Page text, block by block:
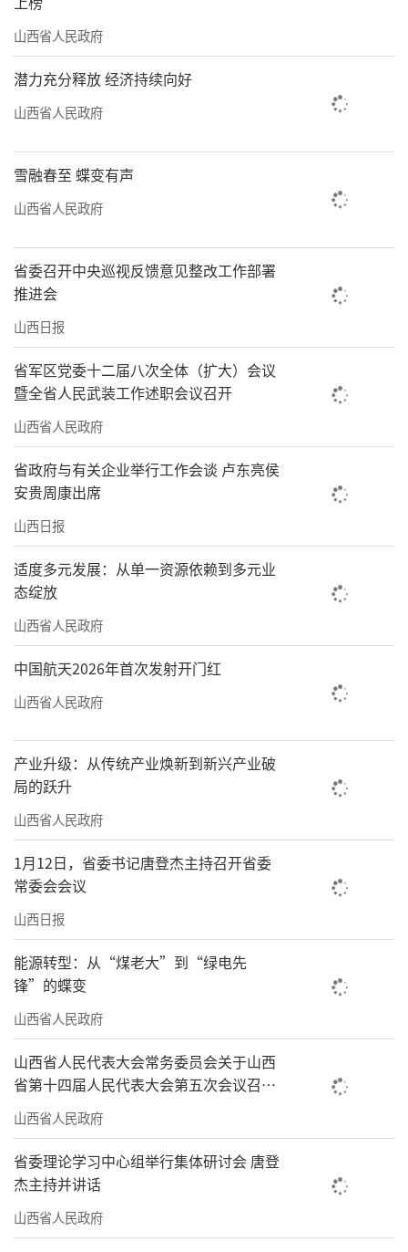
山西省人民政府
潜力充分释放 经济持续向好
山西省人民政府
雪融春至 蝶变有声
山西省人民政府
省委召开中央巡视反馈意见整改工作部署
推进会
山西日报
省军区党委十二届八次全体（扩大）会议
暨全省人民武装工作述职会议召开
山西省人民政府
省政府与有关企业举行工作会谈 卢东亮侯
安贵周康出席
山西日报
适度多元发展：从单一资源依赖到多元业
态绽放
山西省人民政府
中国航天2026年首次发射开门红
山西省人民政府
产业升级：从传统产业焕新到新兴产业破
局的跃升
山西省人民政府
1月12日，省委书记唐登杰主持召开省委
常委会会议
山西日报
能源转型：从“煤老大”到“绿电先
锋”的蝶变
山西省人民政府
山西省人民代表大会常务委员会关于山西
省第十四届人民代表大会第五次会议召开
时间的决定
山西省人民政府
省委理论学习中心组举行集体研讨会 唐登
杰主持并讲话
山西省人民政府